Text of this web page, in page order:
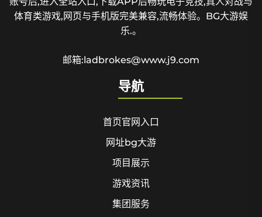
体育类游戏,网页与手机版完美兼容,流畅体验。BG大游娱
乐.。
邮箱:ladbrokes@www.j9.com
导航
首页官网入口
网址bg大游
项目展示
游戏资讯
集团服务